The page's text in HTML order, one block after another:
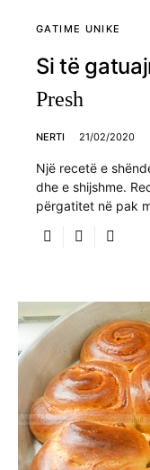
GATIME UNIKE
Si të
Presh
NERTI 21/02/2020
Një recetë e
dhe e shijshme.
përgatitet në pak